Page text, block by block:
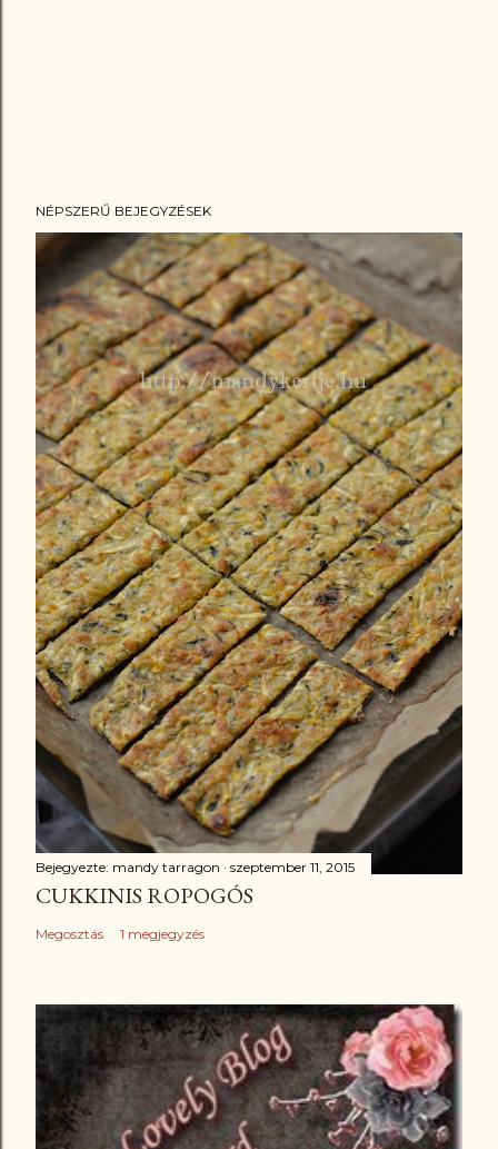
NÉPSZERŰ BEJEGYZÉSEK
Bejegyezte: mandy tarragon szeptember 11, 2015
CUKKINIS ROPOGÓS
Megosztás 1 megjegyzés